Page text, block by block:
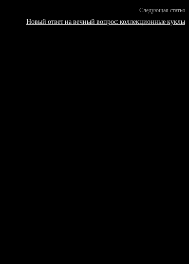
Следующая статья
Новый ответ на вечный вопрос: коллекционные куклы